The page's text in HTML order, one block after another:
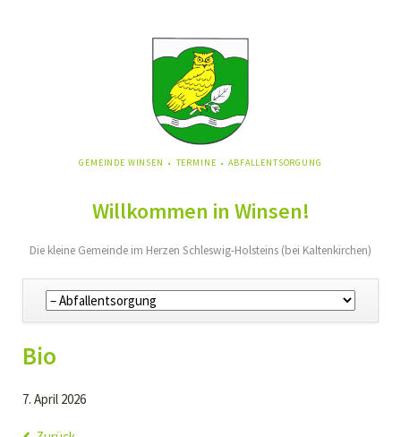
NAVIGATION
GEMEINDE WINSEN TERMINE ABFALLENTSORGUNG
Willkommen in Winsen!
Die kleine Gemeinde im Herzen Schleswig-Holsteins (bei Kaltenkirchen)
Navigation
überspringen
Bio
7. April 2026